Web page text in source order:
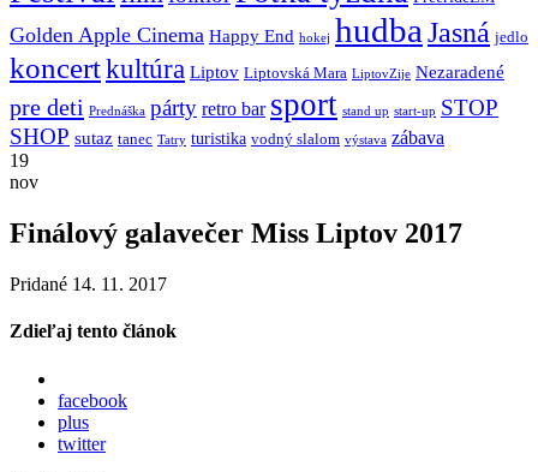
Golden Apple Cinema Happy End hokej hudba Jasná jedlo
koncertkultúra Liptov Liptovská Mara LiptovZije Nezaradené
pre deti Prednáška párty retro bar sport stand up start-up STOP
SHOP sutaz tanec Tatry turistika vodný slalom výstava zábava
19
nov
Finálový galavečer Miss Liptov 2017
Pridané 14. 11. 2017
Zdieľaj tento článok
facebook
plus
twitter